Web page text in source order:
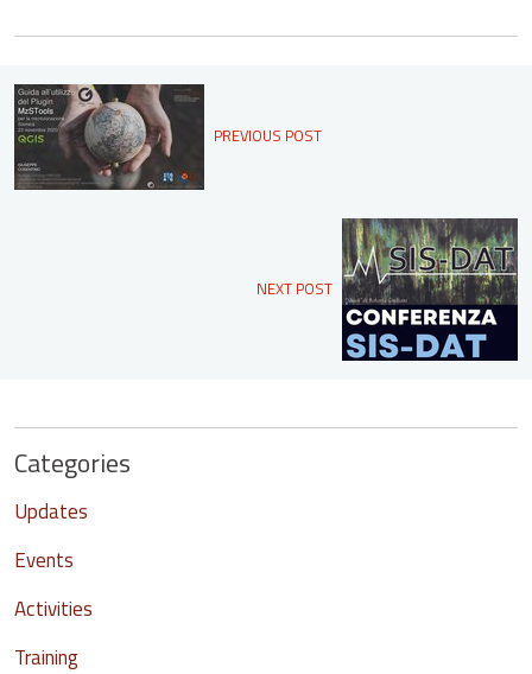
PREVIOUS POST
NEXT POST
Categories
Updates
Events
Activities
Training